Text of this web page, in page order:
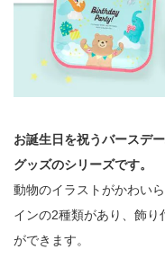
お誕生日を祝うバースデ
グッズのシリーズです。
動物のイラストがかわい
インの2種類があり、飾り
ができます。